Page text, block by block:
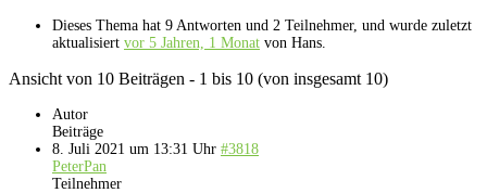
Dieses Thema hat 9 Antworten und 2 Teilnehmer, und wurde zuletzt
aktualisiert vor 5 Jahren, 1 Monat von Hans
Ansicht von 10 Beiträgen - 1 bis 10 (von insgesamt 10)
Autor
Beiträge
8. Juli 2021 um 13:31 Uhr #3818
PeterPan
Teilnehmer